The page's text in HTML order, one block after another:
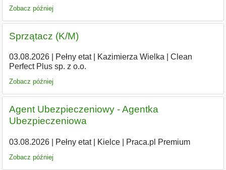
Zobacz później
Sprzątacz (K/M)
03.08.2026| Pełny etat| Kazimierza Wielka
Clean
Perfect Plus sp. z o.o.
Zobacz później
Agent Ubezpieczeniowy - Agentka
Ubezpieczeniowa
03.08.2026| Pełny etat| Kielce| Praca.pl Premium
Zobacz później